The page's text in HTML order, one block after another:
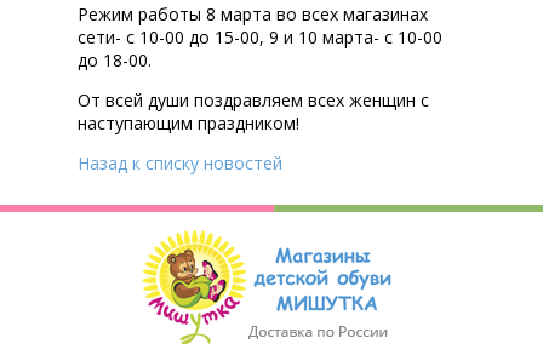
Режим работы 8 марта во всех магазинах
сети- с 10-00 до 15-00, 9 и 10 марта- с 10-00
до 18-00.
От всей души поздравляем всех женщин с
наступающим праздником!
Назад к списку новостей